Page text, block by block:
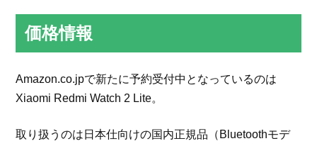
価格情報
Amazon.co.jpで新たに予約受付中となっているのは
Xiaomi Redmi Watch 2 Lite。
取り扱うのは日本仕向けの国内正規品（Bluetoothモデ